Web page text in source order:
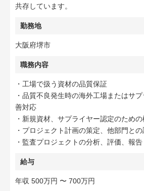
共存しています。
勤務地
大阪府堺市
職務内容
・工場で扱う資材の品質保証
・品質不良発生時の海外工場またはサ
善対応
・新規資材、サプライヤー認定のため
・プロジェクト計画の策定、他部門と
・監査プロジェクトの分析、評価、報告
給与
年収 500万円 〜 700万円